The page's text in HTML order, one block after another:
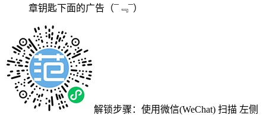
章钥匙下面的广告 （¯﹃¯）
解锁步骤：使用微信(WeChat) 扫描 左侧